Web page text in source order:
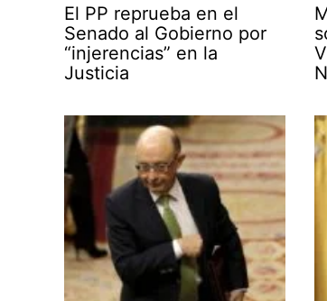
El PP reprueba en el
Senado al Gobierno por
“injerencias” en la
Justicia